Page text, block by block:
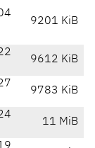
9201 KiB
9612 KiB
9783 KiB
11 MiB